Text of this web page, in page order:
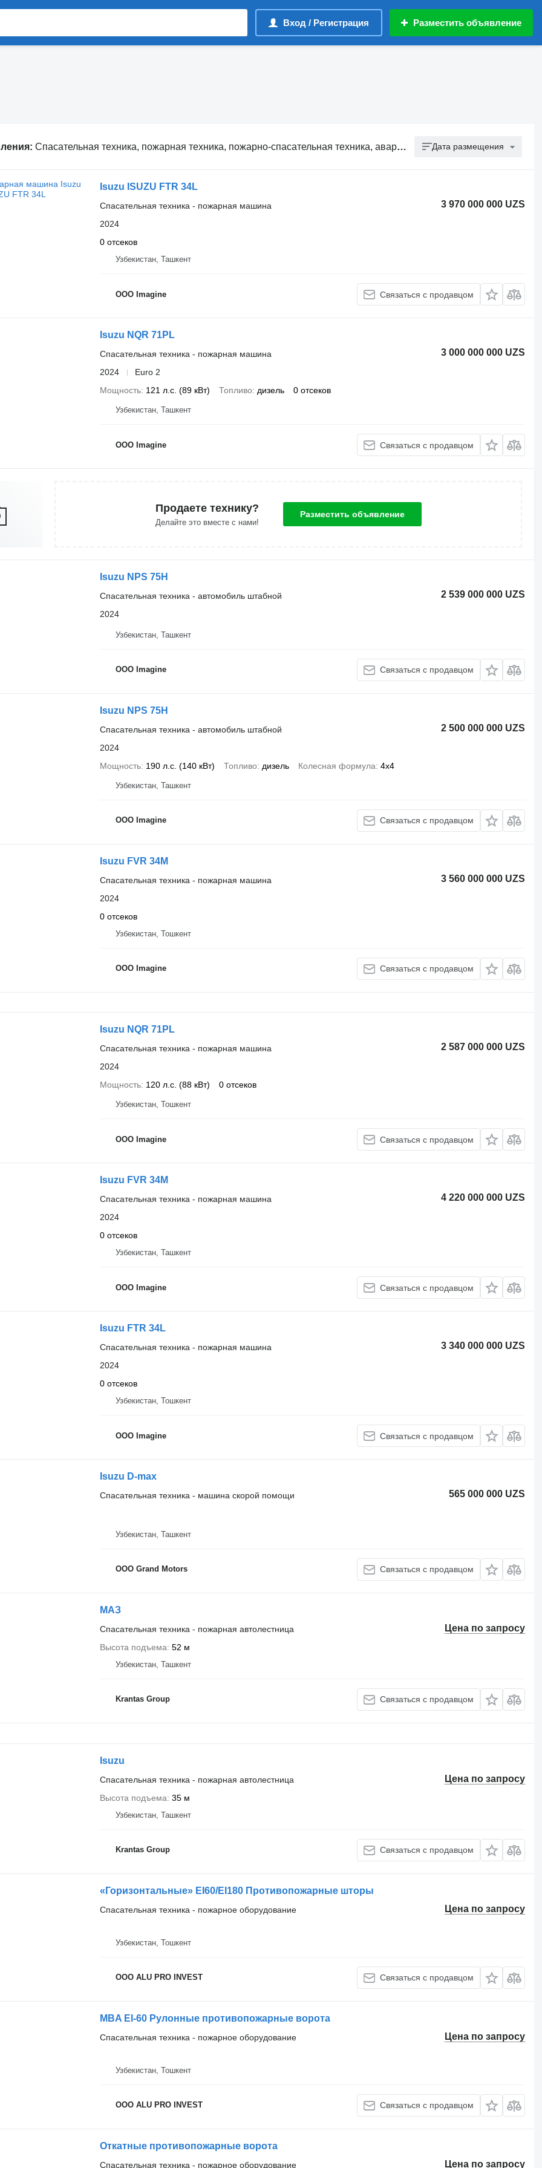
Вход / Регистрация Разместить объявление
Спасательная техника, пожарная техника, пожарно-спасательная техника, аварийно-спасательная техника Дата размещения
Isuzu ISUZU FTR 34L
3 970 000 000 UZS
Спасательная техника - пожарная машина
2024
0 отсеков
Узбекистан, Ташкент
OOO Imagine Связаться с продавцом
Isuzu NQR 71PL
3 000 000 000 UZS
Спасательная техника - пожарная машина
2024
Euro 2
Мощность 121 л.с. (89 кВт) Топливо дизель 0 отсеков
Узбекистан, Ташкент
OOO Imagine Связаться с продавцом
Продаете технику?
Делайте это вместе с нами!
Разместить объявление
Isuzu NPS 75H
2 539 000 000 UZS
Спасательная техника - автомобиль штабной
2024
Узбекистан, Ташкент
OOO Imagine Связаться с продавцом
Isuzu NPS 75H
2 500 000 000 UZS
Спасательная техника - автомобиль штабной
2024
Мощность 190 л.с. (140 кВт) Топливо дизель Колесная формула 4x4
Узбекистан, Ташкент
OOO Imagine Связаться с продавцом
Isuzu FVR 34M
3 560 000 000 UZS
Спасательная техника - пожарная машина
2024
0 отсеков
Узбекистан, Тошкент
OOO Imagine Связаться с продавцом
Isuzu NQR 71PL
2 587 000 000 UZS
Спасательная техника - пожарная машина
2024
Мощность 120 л.с. (88 кВт) 0 отсеков
Узбекистан, Тошкент
OOO Imagine Связаться с продавцом
Isuzu FVR 34M
4 220 000 000 UZS
Спасательная техника - пожарная машина
2024
0 отсеков
Узбекистан, Ташкент
OOO Imagine Связаться с продавцом
Isuzu FTR 34L
3 340 000 000 UZS
Спасательная техника - пожарная машина
2024
0 отсеков
Узбекистан, Тошкент
OOO Imagine Связаться с продавцом
Isuzu D-max
565 000 000 UZS
Спасательная техника - машина скорой помощи
Узбекистан, Ташкент
OOO Grand Motors Связаться с продавцом
МАЗ
Цена по запросу
Спасательная техника - пожарная автолестница
Высота подъема 52 м
Узбекистан, Ташкент
Krantas Group Связаться с продавцом
Isuzu
Цена по запросу
Спасательная техника - пожарная автолестница
Высота подъема 35 м
Узбекистан, Ташкент
Krantas Group Связаться с продавцом
«Горизонтальные» EI60/EI180 Противопожарные шторы
Цена по запросу
Спасательная техника - пожарное оборудование
Узбекистан, Тошкент
ООО ALU PRO INVEST Связаться с продавцом
MBA EI-60 Рулонные противопожарные ворота
Цена по запросу
Спасательная техника - пожарное оборудование
Узбекистан, Тошкент
ООО ALU PRO INVEST Связаться с продавцом
Откатные противопожарные ворота
Цена по запросу
Спасательная техника - пожарное оборудование